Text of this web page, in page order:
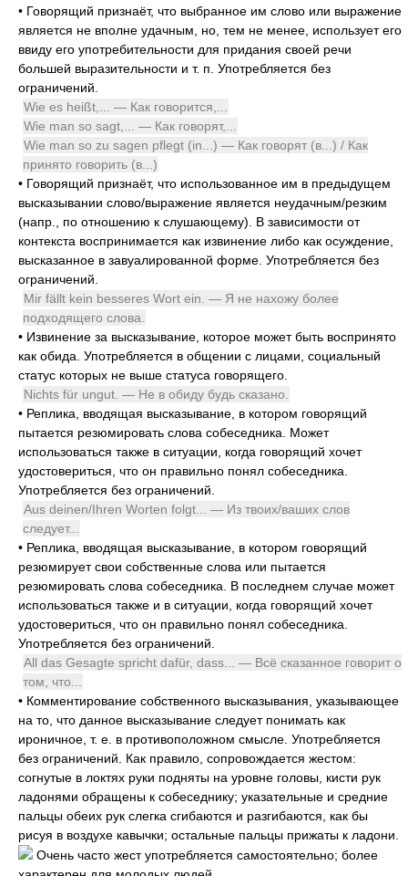
• Говорящий признаёт, что выбранное им слово или выражение
является не вполне удачным, но, тем не менее, использует его
ввиду его употребительности для придания своей речи
большей выразительности и т. п. Употребляется без
ограничений.
Wie es heißt,... — Как говорится,...
Wie man so sagt,... — Как говорят,...
Wie man so zu sagen pflegt (in...) — Как говорят (в...) / Как
принято говорить (в...)
• Говорящий признаёт, что использованное им в предыдущем
высказывании слово/выражение является неудачным/резким
(напр., по отношению к слушающему). В зависимости от
контекста воспринимается как извинение либо как осуждение,
высказанное в завуалированной форме. Употребляется без
ограничений.
Mir fällt kein besseres Wort ein. — Я не нахожу более
подходящего слова.
• Извинение за высказывание, которое может быть воспринято
как обида. Употребляется в общении с лицами, социальный
статус которых не выше статуса говорящего.
Nichts für ungut. — Не в обиду будь сказано.
• Реплика, вводящая высказывание, в котором говорящий
пытается резюмировать слова собеседника. Может
использоваться также в ситуации, когда говорящий хочет
удостовериться, что он правильно понял собеседника.
Употребляется без ограничений.
Aus deinen/Ihren Worten folgt... — Из твоих/ваших слов
следует...
• Реплика, вводящая высказывание, в котором говорящий
резюмирует свои собственные слова или пытается
резюмировать слова собеседника. В последнем случае может
использоваться также и в ситуации, когда говорящий хочет
удостовериться, что он правильно понял собеседника.
Употребляется без ограничений.
All das Gesagte spricht dafür, dass... — Всё сказанное говорит о
том, что...
• Комментирование собственного высказывания, указывающее
на то, что данное высказывание следует понимать как
ироничное, т. е. в противоположном смысле. Употребляется
без ограничений. Как правило, сопровождается жестом:
согнутые в локтях руки подняты на уровне головы, кисти рук
ладонями обращены к собеседнику; указательные и средние
пальцы обеих рук слегка сгибаются и разгибаются, как бы
рисуя в воздухе кавычки; остальные пальцы прижаты к ладони.
Очень часто жест употребляется самостоятельно; более